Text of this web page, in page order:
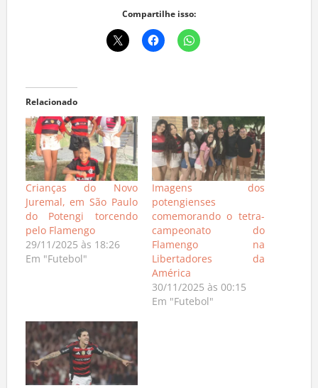
Compartilhe isso:
Relacionado
Crianças do Novo
Juremal, em São Paulo
do Potengi torcendo
pelo Flamengo
29/11/2025 às 18:26
Em "Futebol"
Imagens dos
potengienses
comemorando o tetra-
campeonato do
Flamengo na
Libertadores da
América
30/11/2025 às 00:15
Em "Futebol"